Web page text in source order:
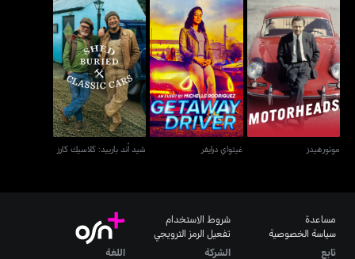
موتورهيدز
موتورهيدز
غيتواي درايفر
غيتواي درايفر
شيد أند بارييد: كلاسيك كارز
شيد أند بارييد: كلاسيك كارز
مساعدة
سياسة الخصوصية
شروط الاستخدام
تفعيل الرمز الترويجي
تابع
الشركة اللغة